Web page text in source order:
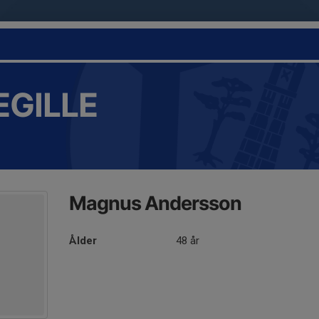
Magnus Andersson
Ålder 48 år